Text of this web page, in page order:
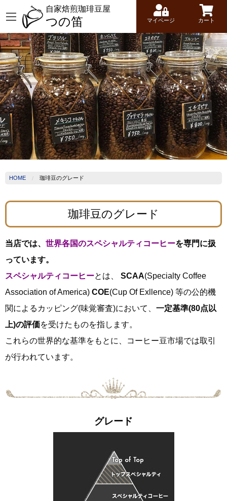
自家焙煎珈琲豆屋
つの笛 マイページ カート
HOME 珈琲豆のグレード
珈琲豆のグレード
当店では、 世界各国のスペシャルティコーヒーを専門に扱
っています。
スペシャルティコーヒーとは、 SCAA(Specialty Coffee
Association of America) COE(Cup Of Exllence) 等の公的機
関によるカッピング(味覚審査)において、 一定基準(80点以
上)の評価を受けたものを指します。
これらの世界的な基準をもとに、コーヒー豆市場では取引
が行われています。
グレード